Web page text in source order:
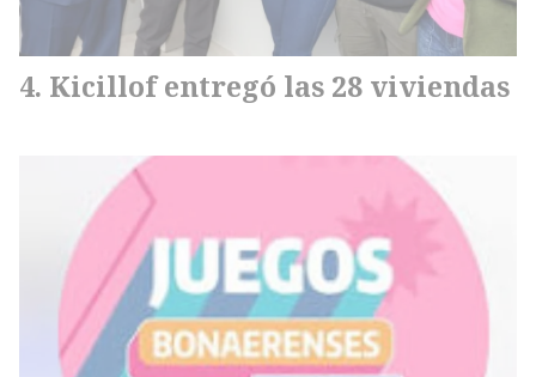
Kicillof entregó las 28 viviendas